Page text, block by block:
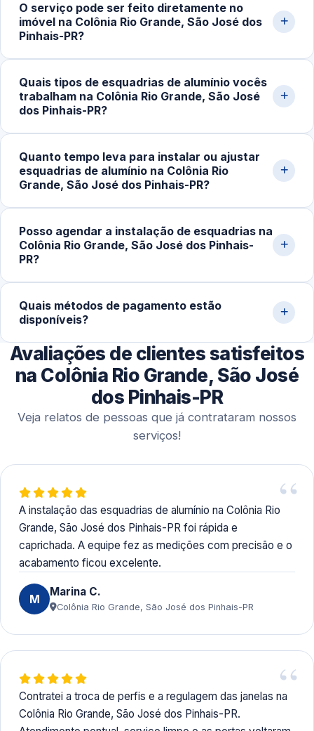
deslocamento e permite atendimento mais rápido,
otimizando o tempo de execução e facilitando visitas
O serviço pode ser feito diretamente no
imóvel na Colônia Rio Grande, São José dos
Pinhais-PR?
imóvel, com ferramentas específicas para medição,
montagem e regulagem no local, o que garante mais
Quais tipos de esquadrias de alumínio vocês
trabalham na Colônia Rio Grande, São José
dos Pinhais-PR?
maxim-ar e basculantes, além de fechamentos de
sacada, divisórias e estruturas sob medida, sempre com
Quanto tempo leva para instalar ou ajustar
esquadrias de alumínio na Colônia Rio
Grande, São José dos Pinhais-PR?
instalações levam de 1 a 3 horas. Projetos maiores,
como portas e janelas sob medida, podem exigir mais
Posso agendar a instalação de esquadrias na
Colônia Rio Grande, São José dos Pinhais-
PR?
com agendamentos programados para obras, reformas
e projetos completos, com melhor organização e maior
precisão na execução.
Quais métodos de pagamento estão
disponíveis?
Aceitamos Pix, cartões de crédito e débito,
transferências bancárias e dinheiro, oferecendo
praticidade aos clientes.
Avaliações de clientes satisfeitos
na Colônia Rio Grande, São José
dos Pinhais-PR
Veja relatos de pessoas que já contrataram nossos
serviços!
A instalação das esquadrias de alumínio na Colônia Rio
Grande, São José dos Pinhais-PR foi rápida e
caprichada. A equipe fez as medições com precisão e o
acabamento ficou excelente.
M Marina C.
Colônia Rio Grande, São José dos Pinhais-PR
Contratei a troca de perfis e a regulagem das janelas na
Colônia Rio Grande, São José dos Pinhais-PR.